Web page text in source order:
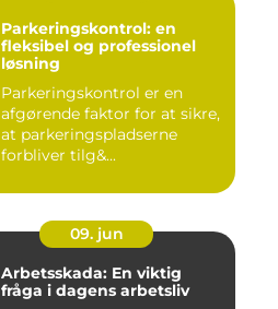
Parkeringskontrol: en
fleksibel og professionel
løsning
Parkeringskontrol er en
afgørende faktor for at sikre,
at parkeringspladserne
forbliver tilg&...
09. jun
Arbetsskada: En viktig
fråga i dagens arbetsliv